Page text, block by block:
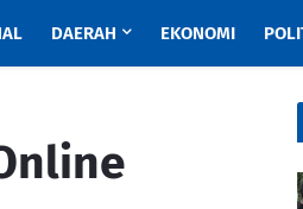
DAERAH EKONOMI